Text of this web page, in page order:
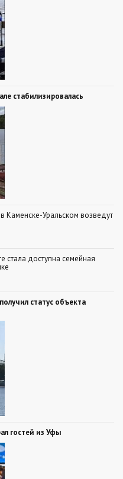
стабилизировалась
Каменске-Уральском возведут
стала доступна семейная
статус объекта
гостей из Уфы